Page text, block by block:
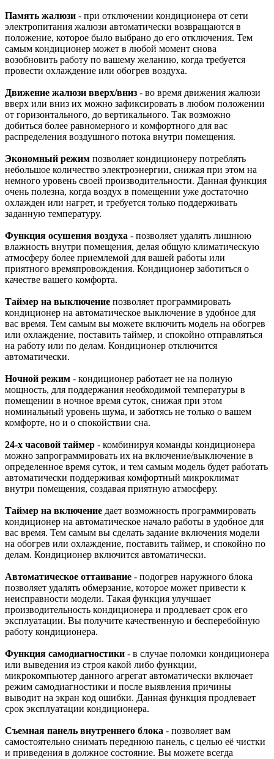
Память жалюзи - при отключении кондиционера от сети
электропитания жалюзи автоматически возвращаются в
положение, которое было выбрано до его отключения. Тем
самым кондиционер может в любой момент снова
возобновить работу по вашему желанию, когда требуется
провести охлаждение или обогрев воздуха.
Движение жалюзи вверх/вниз - во время движения жалюзи
вверх или вниз их можно зафиксировать в любом положении
от горизонтального, до вертикального. Так возможно
добиться более равномерного и комфортного для вас
распределения воздушного потока внутри помещения.
Экономный режим позволяет кондиционеру потреблять
небольшое количество электроэнергии, снижая при этом на
немного уровень своей производительности. Данная функция
очень полезна, когда воздух в помещении уже достаточно
охлажден или нагрет, и требуется только поддерживать
заданную температуру.
Функция осушения воздуха - позволяет удалять лишнюю
влажность внутри помещения, делая общую климатическую
атмосферу более приемлемой для вашей работы или
приятного времяпровождения. Кондиционер заботиться о
качестве вашего комфорта.
Таймер на выключение позволяет программировать
кондиционер на автоматическое выключение в удобное для
вас время. Тем самым вы можете включить модель на обогрев
или охлаждение, поставить таймер, и спокойно отправляться
на работу или по делам. Кондиционер отключится
автоматически.
Ночной режим - кондиционер работает не на полную
мощность, для поддержания необходимой температуры в
помещении в ночное время суток, снижая при этом
номинальный уровень шума, и заботясь не только о вашем
комфорте, но и о спокойствии сна.
24-х часовой таймер - комбинируя команды кондиционера
можно запрограммировать их на включение/выключение в
определенное время суток, и тем самым модель будет работать
автоматически поддерживая комфортный микроклимат
внутри помещения, создавая приятную атмосферу.
Таймер на включение дает возможность программировать
кондиционер на автоматическое начало работы в удобное для
вас время. Тем самым вы сделать задание включения модели
на обогрев или охлаждение, поставить таймер, и спокойно по
делам. Кондиционер включится автоматически.
Автоматическое оттаивание - подогрев наружного блока
позволяет удалять обмерзание, которое может привести к
неисправности модели. Такая функция улучшает
производительность кондиционера и продлевает срок его
эксплуатации. Вы получите качественную и бесперебойную
работу кондиционера.
Функция самодиагностики - в случае поломки кондиционера
или выведения из строя какой либо функции,
микрокомпьютер данного агрегат автоматически включает
режим самодиагностики и после выявления причины
выводит на экран код ошибки. Данная функция продлевает
срок эксплуатации кондиционера.
Съемная панель внутреннего блока - позволяет вам
самостоятельно снимать переднюю панель, с целью её чистки
и приведения в должное состояние. Вы можете всегда